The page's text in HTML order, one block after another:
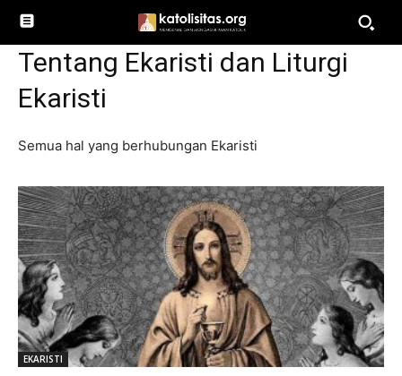
Tentang Ekaristi dan Liturgi
Ekaristi
Semua hal yang berhubungan Ekaristi
EKARISTI